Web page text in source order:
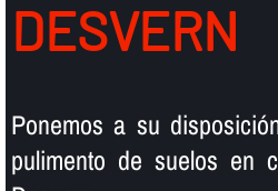
DESVERN
Ponemos a su
pulimento de suelos en